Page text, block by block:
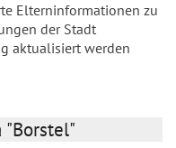
Elterninformationen zu
der Stadt
aktualisiert werden